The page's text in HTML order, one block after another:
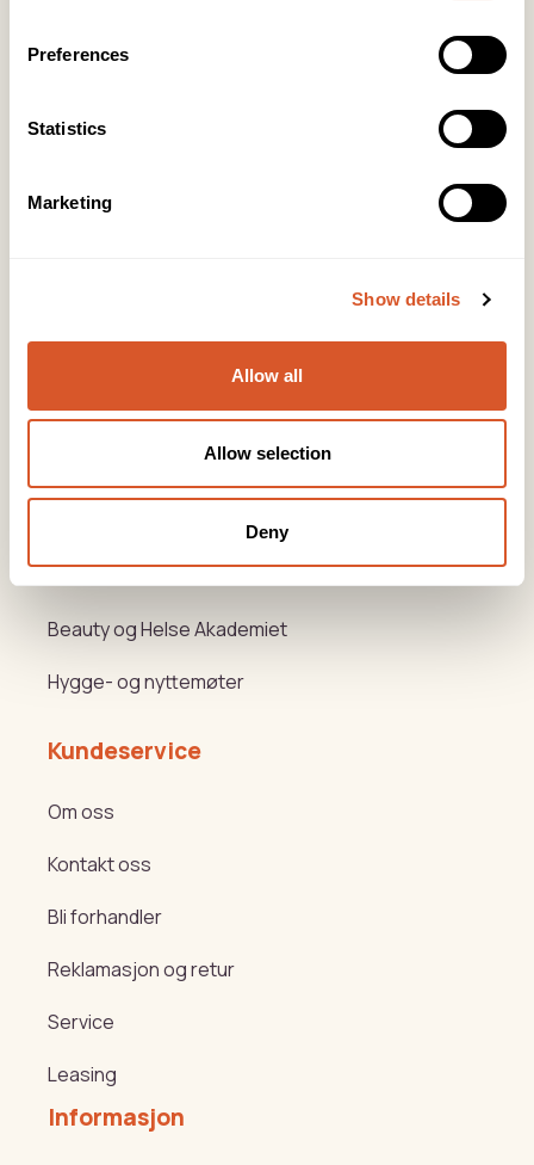
Preferences
Statistics
Marketing
Show details
Allow all
Allow selection
Deny
Kontakt
Tlf:23 19 10 00
KONTOR FOTAVDELING
Lørenveien 37, 0585 Oslo
Snarveier
Beauty og Helse Akademiet
Hygge- og nyttemøter
Kundeservice
Om oss
Kontakt oss
Bli forhandler
Reklamasjon og retur
Service
Leasing
Informasjon